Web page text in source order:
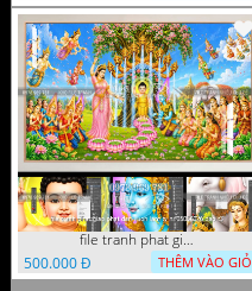
file tranh phat giao phat dan vuon lam ty ni 05052026 dao t3
500.000 Đ
THÊM VÀO GIỎ